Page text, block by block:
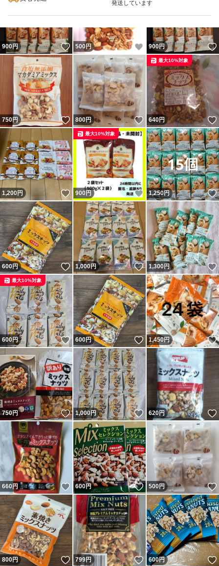
発送しています
900円 いいね！
500円 いいね！
900円
750円 いいね！
800円 いいね！
640円
最大10%対象
1,200円 いいね！
900 円 いいね！
最大10%対象
1,250円
600円 いいね！
1,000円 いいね！
1,300円
600円 いいね！
最大10%対象
600円 いいね！
1,450円
750円 いいね！
1,000円 いいね！
620円
660円 いいね！
600円 いいね！
500円
800円 いいね！
799円 いいね！
600円